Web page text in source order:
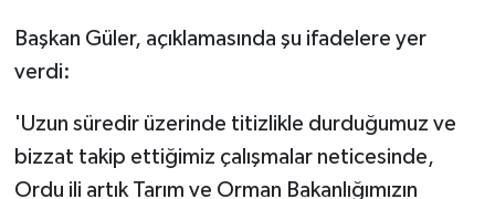
Başkan Güler, açıklamasında şu ifadelere yer
verdi:
'Uzun süredir üzerinde titizlikle durduğumuz ve
bizzat takip ettiğimiz çalışmalar neticesinde,
Ordu ili artık Tarım ve Orman Bakanlığımızın